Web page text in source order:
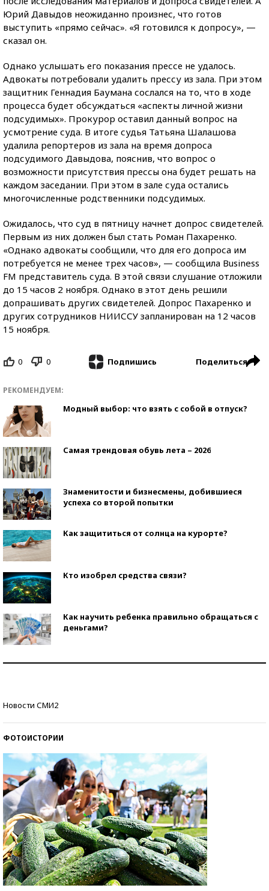
Юрий Давыдов неожиданно произнес, что готов
выступить «прямо сейчас». «Я готовился к допросу», —
сказал он.
Однако услышать его показания прессе не удалось.
Адвокаты потребовали удалить прессу из зала. При этом
защитник Геннадия Баумана сослался на то, что в ходе
процесса будет обсуждаться «аспекты личной жизни
подсудимых». Прокурор оставил данный вопрос на
усмотрение суда. В итоге судья Татьяна Шалашова
удалила репортеров из зала на время допроса
подсудимого Давыдова, пояснив, что вопрос о
возможности присутствия прессы она будет решать на
каждом заседании. При этом в зале суда остались
многочисленные родственники подсудимых.
Ожидалось, что суд в пятницу начнет допрос свидетелей.
Первым из них должен был стать Роман Пахаренко.
«Однако адвокаты сообщили, что для его допроса им
потребуется не менее трех часов», — сообщила Business
FM представитель суда. В этой связи слушание отложили
до 15 часов 2 ноября. Однако в этот день решили
допрашивать других свидетелей. Допрос Пахаренко и
других сотрудников НИИССУ запланирован на 12 часов
15 ноября.
0 0 Подпишись Поделиться
РЕКОМЕНДУЕМ:
Модный выбор: что взять с собой в отпуск?
Самая трендовая обувь лета – 2026
Знаменитости и бизнесмены, добившиеся
успеха со второй попытки
Как защититься от солнца на курорте?
Кто изобрел средства связи?
Как научить ребенка правильно обращаться с
деньгами?
Новости СМИ2
ФОТОИСТОРИИ